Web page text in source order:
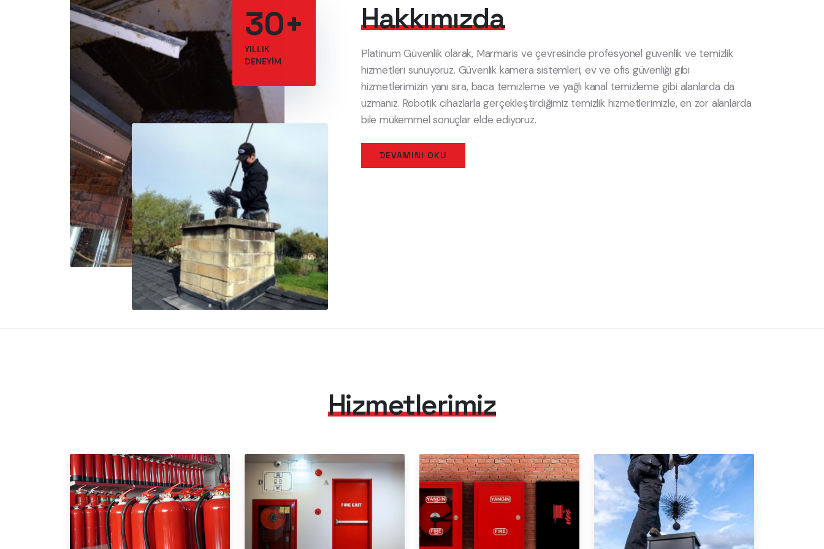
30+
YILLIK
DENEYIM
Hakkımızda
Platinum Güvenlik olarak, Marmaris ve çevresinde profesyonel güvenlik ve temizlik
hizmetleri sunuyoruz. Güvenlik kamera sistemleri, ev ve ofis güvenliği gibi
hizmetlerimizin yanı sıra, baca temizleme ve yağlı kanal temizleme gibi alanlarda da
uzmanız. Robotik cihazlarla gerçekleştirdiğimiz temizlik hizmetlerimizle, en zor alanlarda
bile mükemmel sonuçlar elde ediyoruz.
DEVAMINI OKU
Hizmetlerimiz